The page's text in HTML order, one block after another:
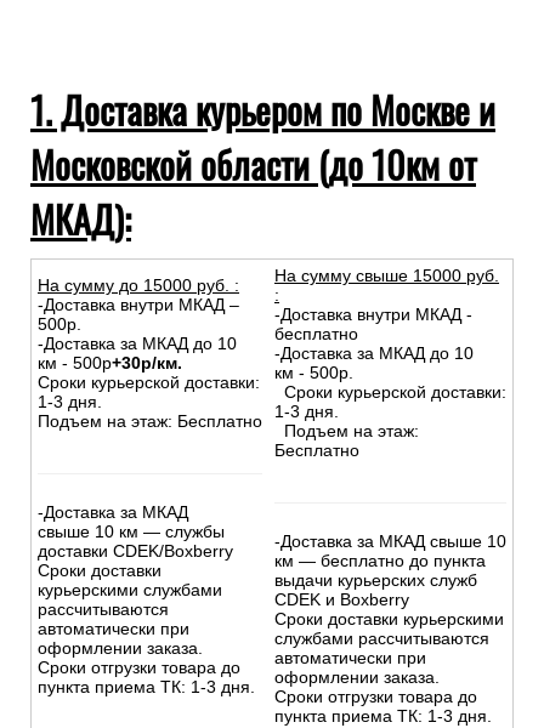
1. Доставка курьером по Москве и
Московской области (до 10км от
МКАД):
На сумму до 15000 руб. :
-Доставка внутри МКАД –
500р.
-Доставка за МКАД до 10
км - 500р+30р/км.
Сроки курьерской доставки:
1-3 дня.
Подъем на этаж: Бесплатно
-Доставка за МКАД
свыше 10 км — службы
доставки CDEK/Boxberry
Сроки доставки
курьерскими службами
рассчитываются
автоматически при
оформлении заказа.
Сроки отгрузки товара до
пункта приема ТК: 1-3 дня.
На сумму свыше 15000 руб.
:
-Доставка внутри МКАД -
бесплатно
-Доставка за МКАД до 10
км - 500р.
Сроки курьерской доставки:
1-3 дня.
Подъем на этаж:
Бесплатно
-Доставка за МКАД свыше 10
км — бесплатно до пункта
выдачи курьерских служб
CDEK и Boxberry
Сроки доставки курьерскими
службами рассчитываются
автоматически при
оформлении заказа.
Сроки отгрузки товара до
пункта приема ТК: 1-3 дня.